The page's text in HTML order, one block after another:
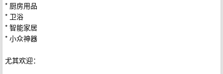
* 厨房用品
* 卫浴
* 智能家居
* 小众神器
尤其欢迎：